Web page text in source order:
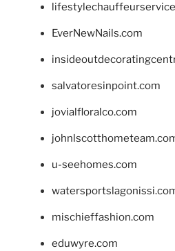
EverNewNails.com
salvatoresinpoint.com
jovialfloralco.com
u-seehomes.com
mischieffashion.com
eduwyre.com